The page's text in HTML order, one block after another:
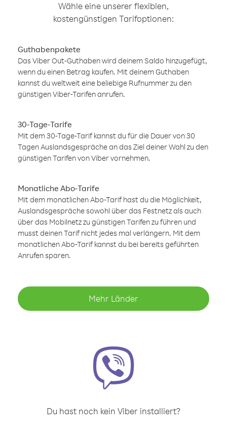
Wähle eine unserer flexiblen,
kostengünstigen Tarifoptionen:
Guthabenpakete
Das Viber Out-Guthaben wird deinem Saldo hinzugefügt,
wenn du einen Betrag kaufen. Mit deinem Guthaben
kannst du weltweit eine beliebige Rufnummer zu den
günstigen Viber-Tarifen anrufen.
30-Tage-Tarife
Mit dem 30-Tage-Tarif kannst du für die Dauer von 30
Tagen Auslandsgespräche an das Ziel deiner Wahl zu den
günstigen Tarifen von Viber vornehmen.
Monatliche Abo-Tarife
Mit dem monatlichen Abo-Tarif hast du die Möglichkeit,
Auslandsgespräche sowohl über das Festnetz als auch
über das Mobilnetz zu günstigen Tarifen zu führen und
musst deinen Tarif nicht jedes mal verlängern. Mit dem
monatlichen Abo-Tarif kannst du bei bereits geführten
Anrufen sparen.
Mehr Länder
Du hast noch kein Viber installiert?